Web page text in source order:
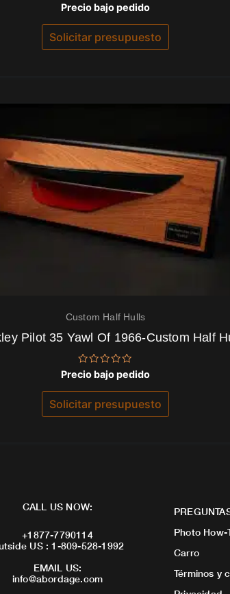
Valorado
con
0
de
5
Precio bajo pedido
Solicitar presupuesto
Custom Half Hulls
Pilot 35 Yawl Of 1966-Custom Half
Valorado
con
0
de
5
Precio bajo pedido
Solicitar presupuesto
CALL US NOW:
+1877-7790114
US : 1-809-528-1992
EMAIL US:
info@abordage.com
Photo How-
Carro
Términos y